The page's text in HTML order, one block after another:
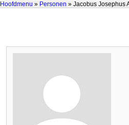
Hoofdmenu » Personen » Jacobus Josephus